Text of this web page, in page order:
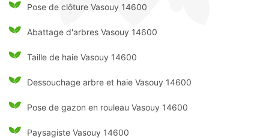
Pose de clôture Vasouy 14600
Abattage d'arbres Vasouy 14600
Taille de haie Vasouy 14600
Dessouchage arbre et haie Vasouy 14600
Pose de gazon en rouleau Vasouy 14600
Paysagiste Vasouy 14600